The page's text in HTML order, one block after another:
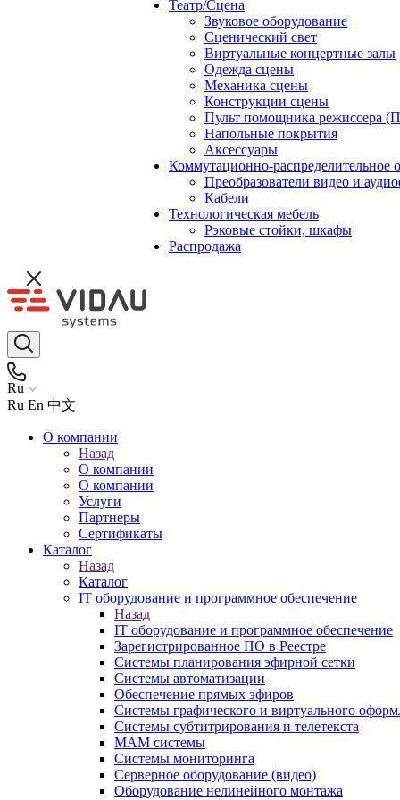
Театр/Сцена
Звуковое оборудование
Сценический свет
Виртуальные концертные залы
Одежда сцены
Механика сцены
Конструкции сцены
Пульт помощника режиссера
Напольные покрытия
Аксессуары
Коммутационно-распределительное
Преобразователи видео и
Кабели
Технологическая мебель
Рэковые стойки, шкафы
Распродажа
Ru
Ru En 中文
О компании
Назад
О компании
О компании
Услуги
Партнеры
Сертификаты
Каталог
Назад
Каталог
IT оборудование и программное обеспечение
Назад
IT оборудование и программное обеспечение
Зарегистрированное ПО в Реестре
Системы планирования эфирной сетки
Системы автоматизации
Обеспечение прямых эфиров
Системы графического и виртуального
Системы субтитрирования и телетекста
MAM системы
Системы мониторинга
Серверное оборудование (видео)
Оборудование нелинейного монтажа